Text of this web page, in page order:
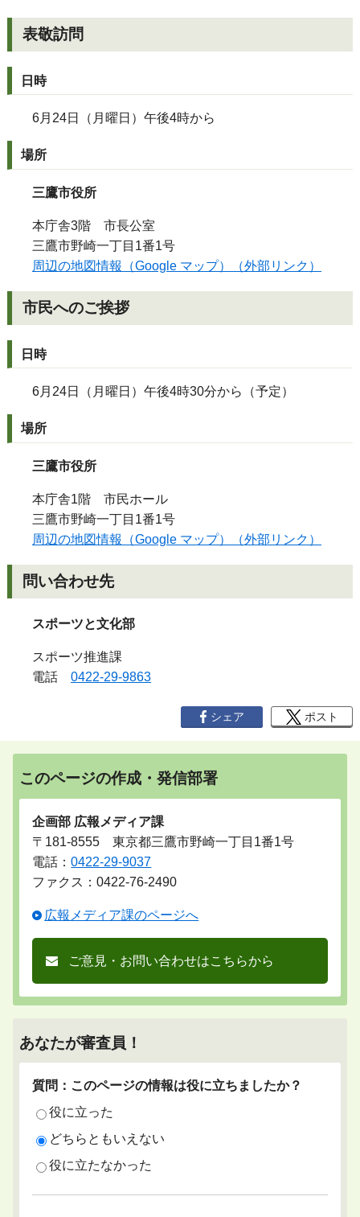
表敬訪問
日時
6月24日（月曜日）午後4時から
場所
三鷹市役所
本庁舎3階 市長公室
三鷹市野崎一丁目1番1号
周辺の地図情報（Google マップ）（外部リンク）
市民へのご挨拶
日時
6月24日（月曜日）午後4時30分から（予定）
場所
三鷹市役所
本庁舎1階 市民ホール
三鷹市野崎一丁目1番1号
周辺の地図情報（Google マップ）（外部リンク）
問い合わせ先
スポーツと文化部
スポーツ推進課
電話 0422-29-9863
シェア ポスト
このページの作成・発信部署
企画部 広報メディア課
〒181-8555 東京都三鷹市野崎一丁目1番1号
電話：0422-29-9037
ファクス：0422-76-2490
広報メディア課のページへ
ご意見・お問い合わせはこちらから
あなたが審査員！
質問：このページの情報は役に立ちましたか？
役に立った
どちらともいえない
役に立たなかった